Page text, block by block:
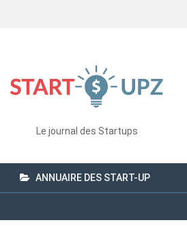
Le journal des Startups
ANNUAIRE DES START-UP